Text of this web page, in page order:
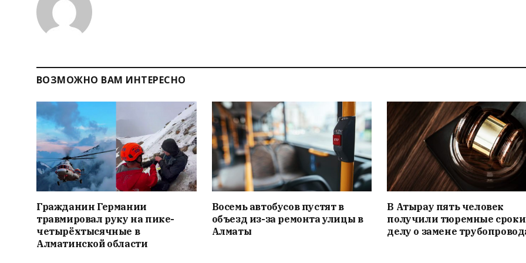
ВОЗМОЖНО ВАМ ИНТЕРЕСНО
Гражданин Германии
травмировал руку на пике-
четырёхтысячные в
Алматинской области
Восемь автобусов пустят в
объезд из-за ремонта улицы в
Алматы
В Атырау пять человек
получили тюремные
делу о замене